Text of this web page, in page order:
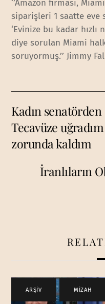
‘’Amazon firması,
siparişleri 1 saatte eve
‘Evinize bu kadar
diye sorulan Miami
soruyormuş.’’ Jimmy
Kadın
Tecavüze
zorunda kaldım
İranlıların
ARŞİV , MİZAH